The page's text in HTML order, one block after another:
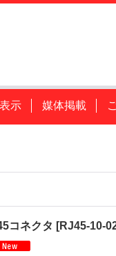
示 媒体掲載
コネクタ [RJ45-10-